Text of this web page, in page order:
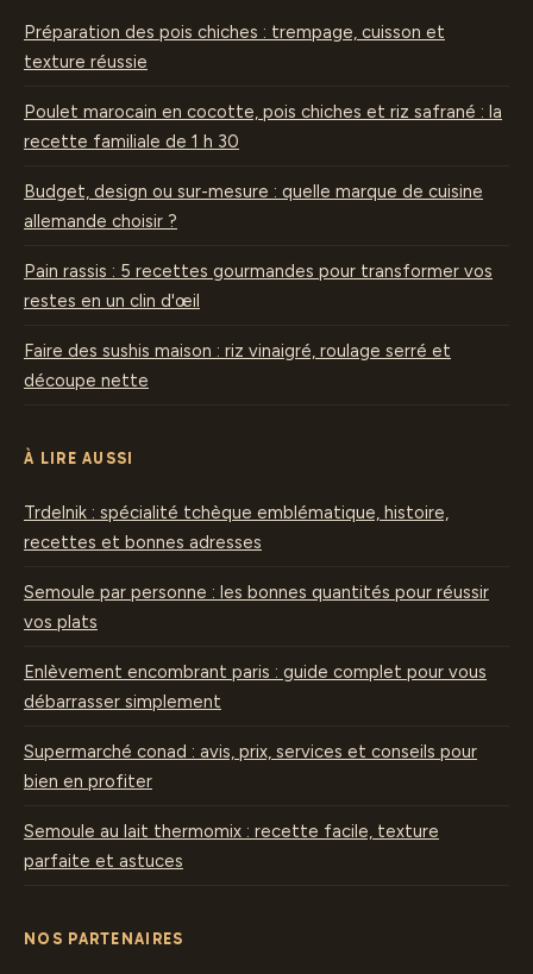
Préparation des pois chiches : trempage, cuisson et
texture réussie
Poulet marocain en cocotte, pois chiches et riz safrané : la
recette familiale de 1 h 30
Budget, design ou sur-mesure : quelle marque de cuisine
allemande choisir ?
Pain rassis : 5 recettes gourmandes pour transformer vos
restes en un clin d'œil
Faire des sushis maison : riz vinaigré, roulage serré et
découpe nette
À LIRE AUSSI
Trdelnik : spécialité tchèque emblématique, histoire,
recettes et bonnes adresses
Semoule par personne : les bonnes quantités pour réussir
vos plats
Enlèvement encombrant paris : guide complet pour vous
débarrasser simplement
Supermarché conad : avis, prix, services et conseils pour
bien en profiter
Semoule au lait thermomix : recette facile, texture
parfaite et astuces
NOS PARTENAIRES